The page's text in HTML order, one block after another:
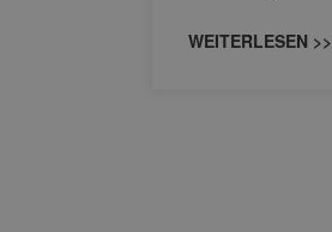
WEITERLESEN >>